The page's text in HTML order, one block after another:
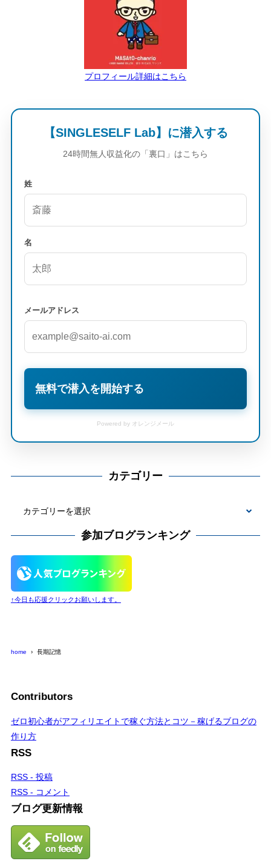
プロフィール詳細はこちら
【SINGLESELF Lab】に潜入する
24時間無人収益化の「裏口」はこちら
姓
名
メールアドレス
無料で潜入を開始する
Powered by オレンジメール
カテゴリー
ー
参加ブログランキング
↑今日も応援クリックお願いします。
home 長期記憶
Contributors
ゼロ初心者がアフィリエイトで稼ぐ方法とコツ－稼げるブログの
作り方
RSS
RSS - 投稿
RSS - コメント
ブログ更新情報